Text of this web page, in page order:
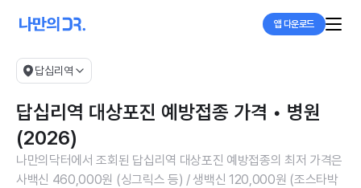
앱 다운로드
답십리역
답십리역 대상포진 예방접종 가격 • 병원
(2026)
나만의닥터에서 조회된 답십리역 대상포진 예방접종의 최저 가격은
사백신 460,000원 (싱그릭스 등) / 생백신 120,000원 (조스타박